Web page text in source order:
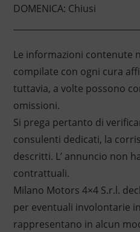
DOMENICA: Chiusi
Le informazioni contenute
compilate con ogni cura
tuttavia, a volte possono
omissioni.
Si prega pertanto di
consulenti dedicati, la
descritti. L’ annuncio non
contrattuali.
Milano Motors 4×4 S.r.l.
per eventuali involontarie
rappresentano in alcun